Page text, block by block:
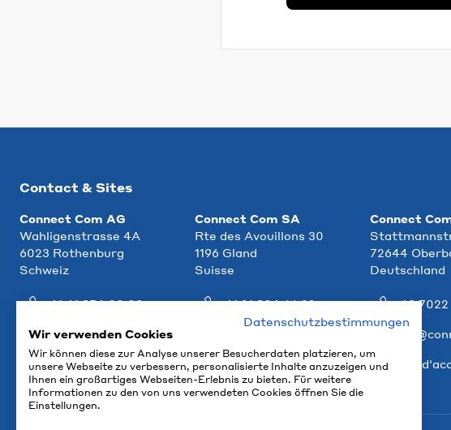
Contact & Sites
Connect Com AG
Wahligenstrasse 4A
6023 Rothenburg
Schweiz
+41 41 854 00 00
info@ccm.ch
Plan d'accès
Connect Com SA
Rte des Avouillons 30
1196 Gland
Suisse
+41 21 804 66 22
Plan d'accès
Connect
72644
Deutschland
+49 7022
Plan
Datenschutzbestimmungen
Wir verwenden Cookies
Wir können diese zur Analyse unserer Besucherdaten platzieren, um
unsere Webseite zu verbessern, personalisierte Inhalte anzuzeigen und
Ihnen ein großartiges Webseiten-Erlebnis zu bieten. Für weitere
Informationen zu den von uns verwendeten Cookies öffnen Sie die
Einstellungen.